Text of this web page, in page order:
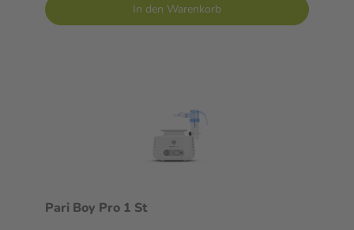
In den Warenkorb
Pari Boy Pro 1 St